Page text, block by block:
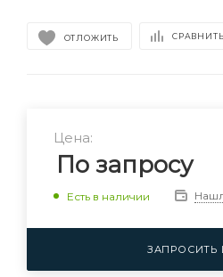
ОТЛОЖИТЬ СРАВНИТЬ
Цена:
По запросу
Есть в наличии
ЗАПРОСИТЬ